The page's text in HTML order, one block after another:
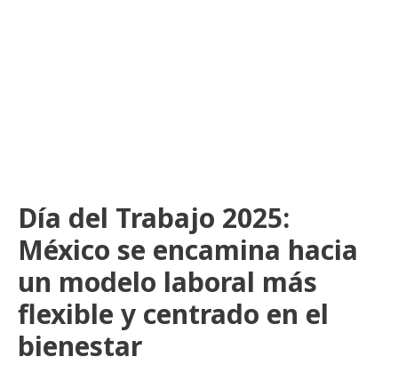
Día del Trabajo 2025:
México se encamina hacia
un modelo laboral más
flexible y centrado en el
bienestar